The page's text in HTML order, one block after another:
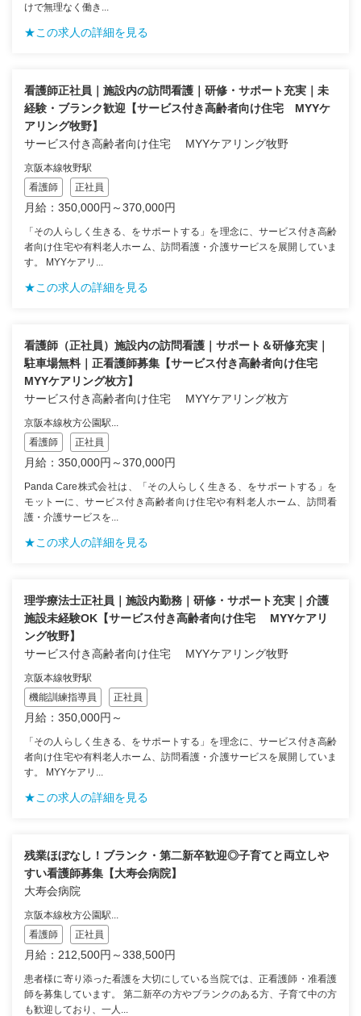
けで無理なく働き...
★この求人の詳細を見る
看護師正社員｜施設内の訪問看護｜研修・サポート充実｜未
経験・ブランク歓迎【サービス付き高齢者向け住宅 MYYケ
アリング牧野】
サービス付き高齢者向け住宅 MYYケアリング牧野
京阪本線牧野駅
看護師
正社員
月給：350,000円～370,000円
「その人らしく生きる、をサポートする」を理念に、サービス付き高齢
者向け住宅や有料老人ホーム、訪問看護・介護サービスを展開していま
す。 MYYケアリ...
★この求人の詳細を見る
看護師（正社員）施設内の訪問看護｜サポート＆研修充実｜
駐車場無料｜正看護師募集【サービス付き高齢者向け住宅
MYYケアリング枚方】
サービス付き高齢者向け住宅 MYYケアリング枚方
京阪本線枚方公園駅...
看護師
正社員
月給：350,000円～370,000円
Panda Care株式会社は、「その人らしく生きる、をサポートする」を
モットーに、サービス付き高齢者向け住宅や有料老人ホーム、訪問看
護・介護サービスを...
★この求人の詳細を見る
理学療法士正社員｜施設内勤務｜研修・サポート充実｜介護
施設未経験OK【サービス付き高齢者向け住宅 MYYケアリ
ング牧野】
サービス付き高齢者向け住宅 MYYケアリング牧野
京阪本線牧野駅
機能訓練指導員
正社員
月給：350,000円～
「その人らしく生きる、をサポートする」を理念に、サービス付き高齢
者向け住宅や有料老人ホーム、訪問看護・介護サービスを展開していま
す。 MYYケアリ...
★この求人の詳細を見る
残業ほぼなし！ブランク・第二新卒歓迎◎子育てと両立しや
すい看護師募集【大寿会病院】
大寿会病院
京阪本線枚方公園駅...
看護師
正社員
月給：212,500円～338,500円
患者様に寄り添った看護を大切にしている当院では、正看護師・准看護
師を募集しています。 第二新卒の方やブランクのある方、子育て中の方
も歓迎しており、一人...